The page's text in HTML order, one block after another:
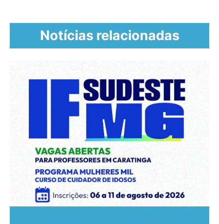
Notícias relacionadas